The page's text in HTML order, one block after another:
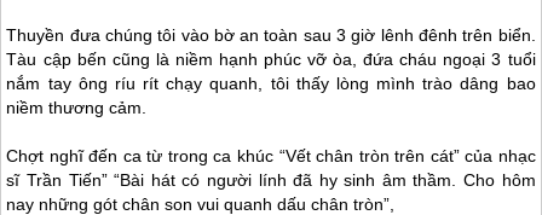
Thuyền đưa chúng tôi vào bờ an toàn sau 3 giờ lênh đênh trên biển.
Tàu cập bến cũng là niềm hạnh phúc vỡ òa, đứa cháu ngoại 3 tuổi
nắm tay ông ríu rít chạy quanh, tôi thấy lòng mình trào dâng bao
niềm thương cảm.
Chợt nghĩ đến ca từ trong ca khúc “Vết chân tròn trên cát” của nhạc
sĩ Trần Tiến” “Bài hát có người lính đã hy sinh âm thầm. Cho hôm
nay những gót chân son vui quanh dấu chân tròn”,